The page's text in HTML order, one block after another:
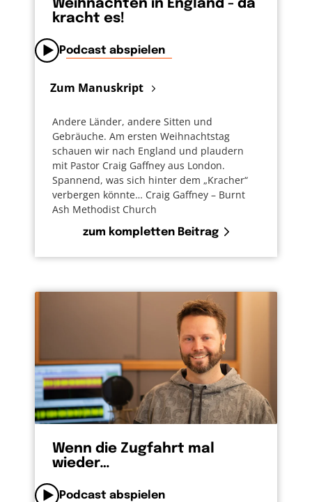
Weihnachten in England - da
kracht es!
Podcast abspielen
Zum Manuskript
Andere Länder, andere Sitten und
Gebräuche. Am ersten Weihnachtstag
schauen wir nach England und plaudern
mit Pastor Craig Gaffney aus London.
Spannend, was sich hinter dem „Kracher“
verbergen könnte… Craig Gaffney – Burnt
Ash Methodist Church
zum kompletten Beitrag
Wenn die Zugfahrt mal
wieder…
Podcast abspielen